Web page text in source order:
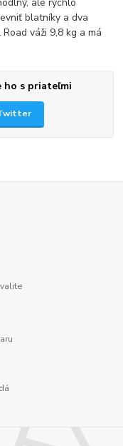
ale rýchlo
blatníky a dva
váži 9,8 kg a má
ho s priateľmi